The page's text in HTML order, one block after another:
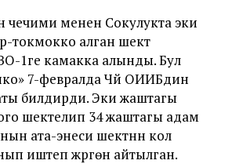
чечими менен Сокулукта эки
алган шектүү
1ге камакка алынды. Бул
7-февралда Чүй ОИИБдин
билдирди. Эки жаштагы
шектелип 34 жаштагы адам
ата-энеси шектүүнүн кол
иштеп жүргөнү айтылган.